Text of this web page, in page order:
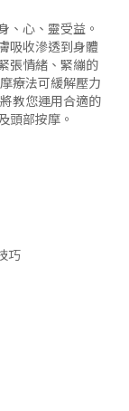
、心、靈受益。
吸收滲透到身體
張情緒、緊繃的
療法可緩解壓力
教您運用合適的
頭部按摩。
巧